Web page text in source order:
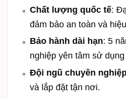
Chất lượng quốc tế:
đảm bảo an toàn và
Bảo hành dài hạn: 5
nghiệp yên tâm sử
Đội ngũ chuyên
và lắp đặt tận nơi.